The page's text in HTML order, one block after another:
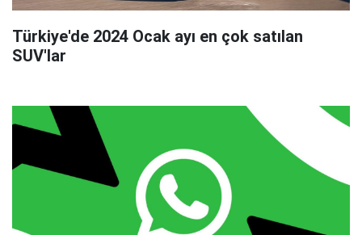
Türkiye'de 2024 Ocak ayı en çok satılan
SUV'lar